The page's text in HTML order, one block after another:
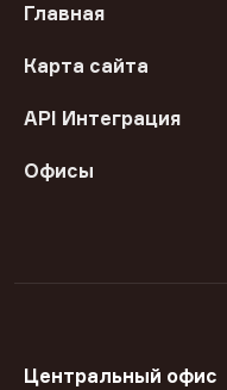
Главная
Карта сайта
API Интеграция
Офисы
Центральный офис